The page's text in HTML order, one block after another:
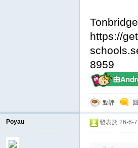
https://
8959
點評
Poyau 發表於 26-6-